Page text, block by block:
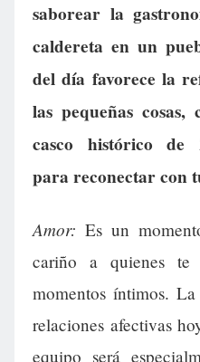
saborear la
caldereta en un
del día favorece la
las pequeñas
casco histórico de
para reconectar con
Amor: Es un
cariño a quienes
momentos íntimos.
relaciones afectivas
equipo será